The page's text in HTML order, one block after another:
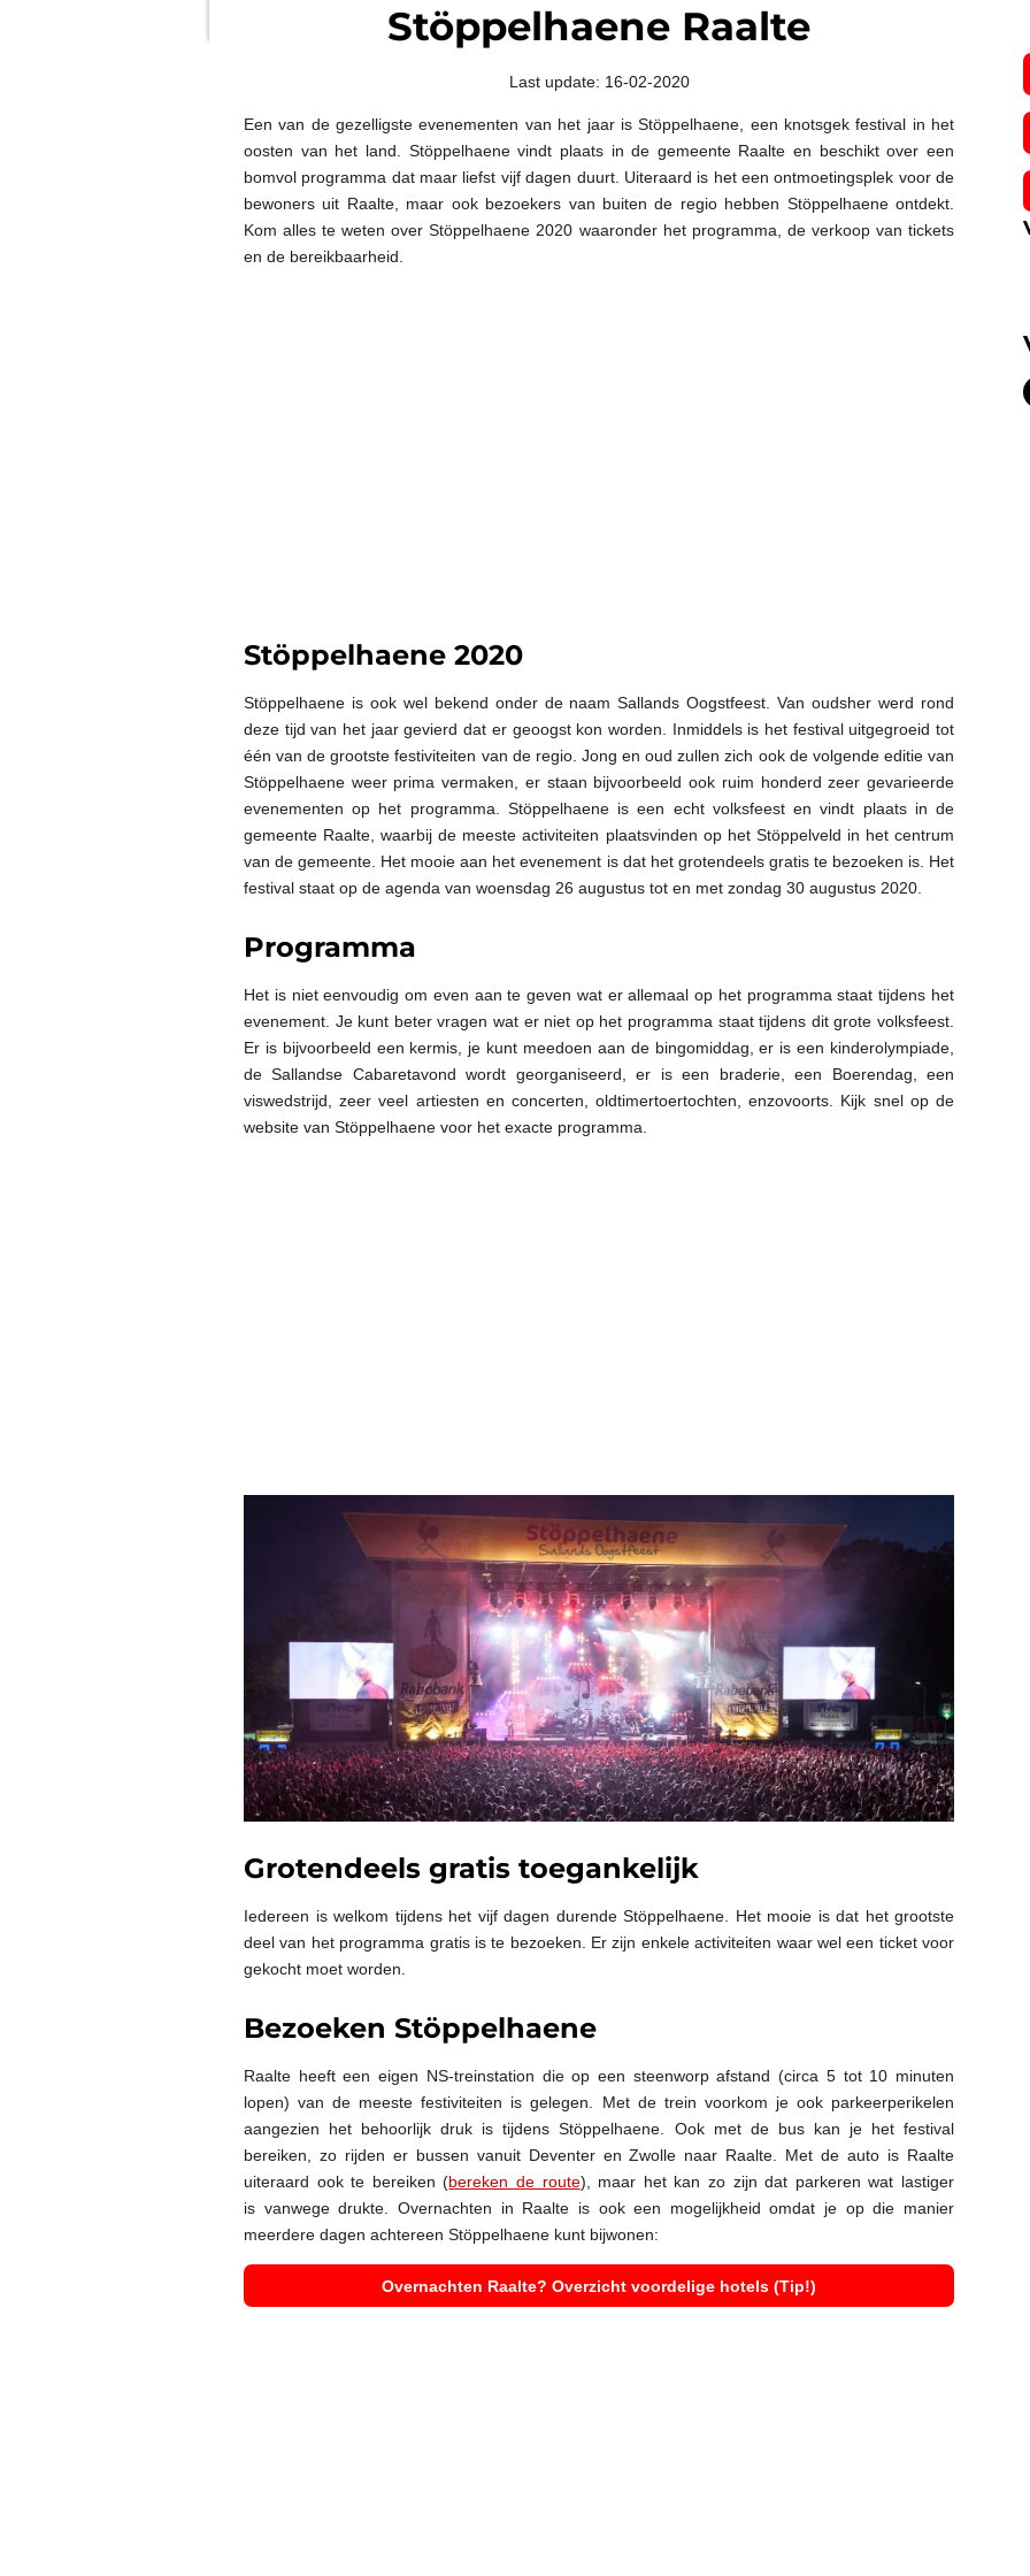
Stöppelhaene Raalte
Last update: 16-02-2020
Een van de gezelligste evenementen van het jaar is Stöppelhaene, een knotsgek festival in het
oosten van het land. Stöppelhaene vindt plaats in de gemeente Raalte en beschikt over een
bomvol programma dat maar liefst vijf dagen duurt. Uiteraard is het een ontmoetingsplek voor de
bewoners uit Raalte, maar ook bezoekers van buiten de regio hebben Stöppelhaene ontdekt.
Kom alles te weten overStöppelhaene 2020 waaronderhet programma, de verkoop van tickets
en de bereikbaarheid.
Stöppelhaene 2020
Stöppelhaene is ook wel bekend onder de naam Sallands Oogstfeest. Van oudsher werd rond
deze tijd van het jaar gevierd dat er geoogst kon worden. Inmiddels is het festival uitgegroeid tot
één van de grootste festiviteiten van de regio. Jong en oud zullen zich ook de volgende editie van
Stöppelhaene weer prima vermaken, er staan bijvoorbeeld ook ruim honderd zeer gevarieerde
evenementen op het programma. Stöppelhaene is een echt volksfeest en vindt plaats in de
gemeente Raalte, waarbij de meeste activiteiten plaatsvinden op het Stöppelveld in het centrum
van de gemeente. Het mooie aan het evenement is dat het grotendeels gratis te bezoeken is. Het
festival staat op de agenda van woensdag 26 augustus tot en met zondag 30 augustus 2020.
Programma
Het is niet eenvoudig om even aan te geven wat er allemaal op het programma staat tijdens het
evenement. Je kunt beter vragen wat er niet op het programma staat tijdens dit grote volksfeest.
Er is bijvoorbeeld een kermis, je kunt meedoen aan de bingomiddag, er is een kinderolympiade,
de Sallandse Cabaretavond wordt georganiseerd, er is een braderie, een Boerendag, een
viswedstrijd, zeer veel artiesten en concerten, oldtimertoertochten, enzovoorts. Kijk snel op de
website van Stöppelhaene voor het exacte programma.
Grotendeels gratis toegankelijk
Iedereen is welkom tijdens het vijf dagen durende Stöppelhaene. Het mooie is dat het grootste
deel van het programma gratis is te bezoeken. Er zijn enkele activiteiten waar wel een ticket voor
gekocht moet worden.
Bezoeken Stöppelhaene
Raalte heeft een eigen NS-treinstation die op een steenworp afstand (circa 5 tot 10 minuten
lopen) van de meeste festiviteiten is gelegen. Met de trein voorkom je ook parkeerperikelen
aangezien het behoorlijk druk is tijdensStöppelhaene. Ook met de bus kan je het festival
bereiken, zo rijden er bussen vanuit Deventer en Zwolle naar Raalte. Met de auto is Raalte
uiteraard ook te bereiken (bereken de route), maar het kan zo zijn dat parkeren wat lastiger
is vanwege drukte. Overnachten in Raalte is ook een mogelijkheid omdat je op die manier
meerdere dagen achtereen Stöppelhaene kunt bijwonen:
Overnachten Raalte? Overzicht voordelige hotels (Tip!)